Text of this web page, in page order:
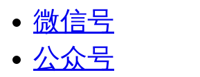
微信号
公众号